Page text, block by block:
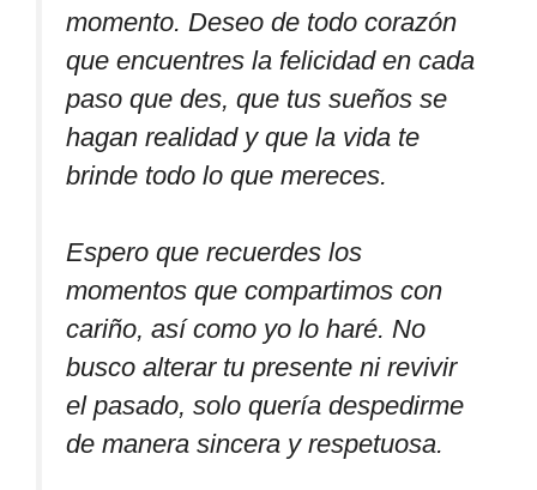
momento. Deseo de todo corazón
que encuentres la felicidad en cada
paso que des, que tus sueños se
hagan realidad y que la vida te
brinde todo lo que mereces.
Espero que recuerdes los
momentos que compartimos con
cariño, así como yo lo haré. No
busco alterar tu presente ni revivir
el pasado, solo quería despedirme
de manera sincera y respetuosa.